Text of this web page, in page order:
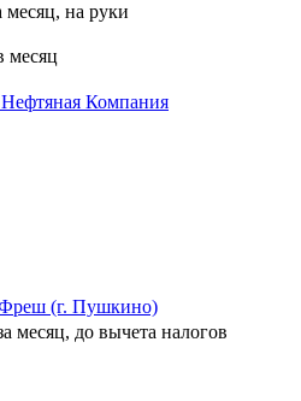
месяц, на руки
месяц
Компания
(г. Пушкино)
месяц, до вычета налогов